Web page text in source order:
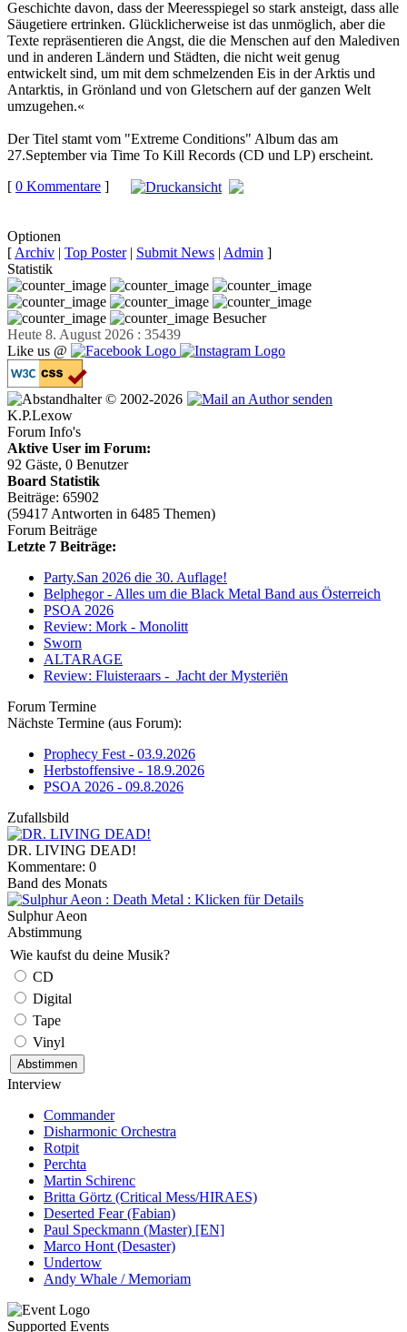
Geschichte davon, dass der Meeresspiegel so stark ansteigt, dass alle
Säugetiere ertrinken. Glücklicherweise ist das unmöglich, aber die
Texte repräsentieren die Angst, die die Menschen auf den Malediven
und in anderen Ländern und Städten, die nicht weit genug
entwickelt sind, um mit dem schmelzenden Eis in der Arktis und
Antarktis, in Grönland und von Gletschern auf der ganzen Welt
umzugehen.«
Der Titel stamt vom "Extreme Conditions" Album das am
27.September via Time To Kill Records (CD und LP) erscheint.
[ 0 Kommentare ]
Optionen
[ Archiv | Top Poster| Submit News | Admin ]
Statistik
Besucher
Heute 8. August 2026 : 35439
Like us @
© 2002-2026
K.P.Lexow
Forum Info's
Aktive User im Forum:
92 Gäste, 0 Benutzer
Board Statistik
Beiträge: 65902
(59417 Antworten in 6485 Themen)
Forum Beiträge
Letzte 7 Beiträge:
Party.San 2026 die 30. Auflage!
Belphegor - Alles um die Black Metal Band aus Österreich
PSOA 2026
Review: Mork - Monolitt
Sworn
ALTARAGE
Review: Fluisteraars - Jacht der Mysteriën
Forum Termine
Nächste Termine (aus Forum):
Prophecy Fest - 03.9.2026
Herbstoffensive - 18.9.2026
PSOA 2026 - 09.8.2026
Zufallsbild
DR. LIVING DEAD!
Kommentare: 0
Band des Monats
Sulphur Aeon
Abstimmung
Wie kaufst du deine Musik?
CD
Digital
Tape
Vinyl
Interview
Commander
Disharmonic Orchestra
Rotpit
Perchta
Martin Schirenc
Britta Görtz (Critical Mess/HIRAES)
Deserted Fear (Fabian)
Paul Speckmann (Master) [EN]
Marco Hont (Desaster)
Undertow
Andy Whale / Memoriam
Supported Events